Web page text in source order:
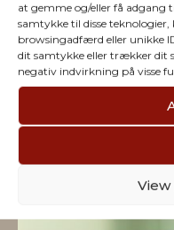
at gemme og/eller få adgang
samtykke til disse teknologier,
browsingadfærd eller unikke
dit samtykke eller trækker dit
negativ indvirkning på visse
Vi har
firmaet